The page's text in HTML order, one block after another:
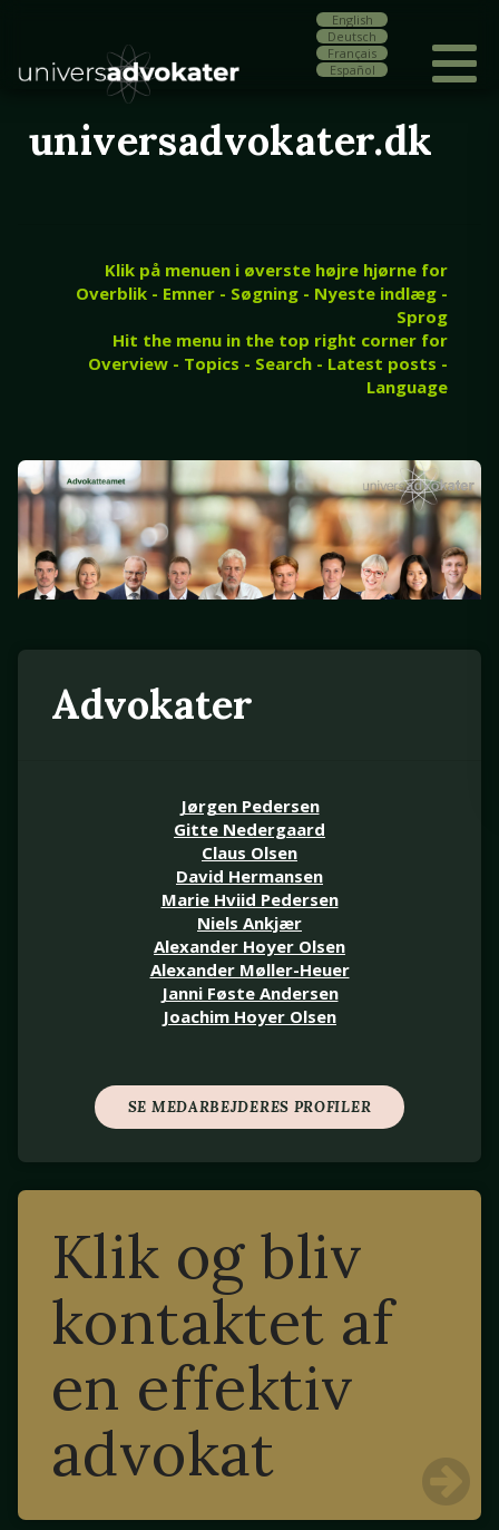
English
Deutsch
Français
Español
universadvokater.dk
Klik på menuen i øverste højre hjørne for
Overblik - Emner - Søgning - Nyeste indlæg -
Sprog
Hit the menu in the top right corner for
Overview - Topics - Search - Latest posts -
Language
Advokater
Jørgen Pedersen
Gitte Nedergaard
Claus Olsen
David Hermansen
Marie Hviid Pedersen
Niels Ankjær
Alexander Hoyer Olsen
Alexander Møller-Heuer
Janni Føste Andersen
Joachim Hoyer Olsen
SE MEDARBEJDERES PROFILER
Klik og bliv
kontaktet af
en effektiv
advokat